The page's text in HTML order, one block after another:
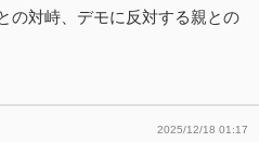
の対峙、デモに反対する親との
2025/12/18 01:17